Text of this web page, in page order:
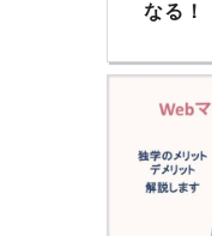
なる！